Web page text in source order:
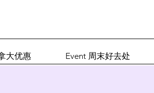
大优惠 Event 周末好去处